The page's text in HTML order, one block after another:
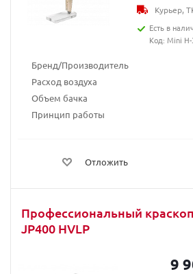
Бренд/Производитель
Расход воздуха
Объем бачка
Принцип работы
Отложить
Курьер,
Есть в
Код: Mini
Профессиональный
JP400 HVLP
9